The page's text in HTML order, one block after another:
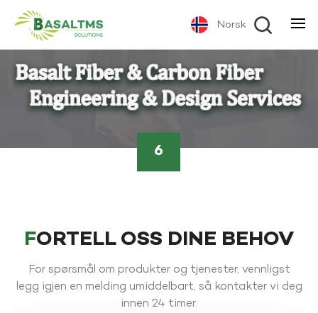
Norsk
6
FORTELL OSS DINE BEHOV
For spørsmål om produkter og tjenester, vennligst
legg igjen en melding umiddelbart, så kontakter vi deg
innen 24 timer.